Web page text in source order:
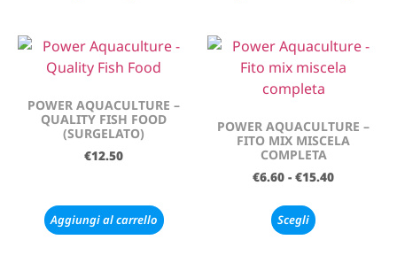
POWER AQUACULTURE –
QUALITY FISH FOOD
(SURGELATO)
€12.50
Aggiungi al carrello
POWER AQUACULTURE –
FITO MIX MISCELA
COMPLETA
€6.60 - €15.40
Scegli